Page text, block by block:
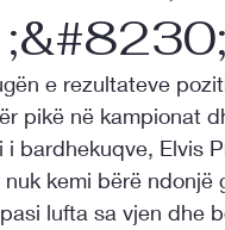
e rezultateve
pikë në kampionat
bardhekuqve, Elvis
kemi bërë
lufta sa vjen dhe